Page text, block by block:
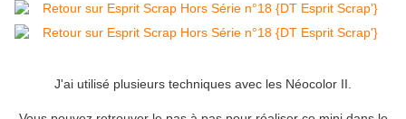
J'ai utilisé plusieurs techniques avec les Néocolor II.